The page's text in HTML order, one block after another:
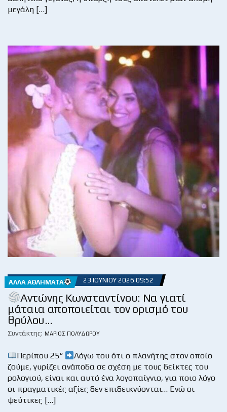
μεγάλη […]
ΆΛΛΑ ΑΘΛΉΜΑΤΑ 23 ΙΟΥΝΊΟΥ 2026 09:52
Αντώνης Κωνσταντίνου: Να γιατί
μάταια αποποιείται τον ορισμό του
θρύλου…
Συντάκτης: ΜΆΡΙΟΣ ΠΟΛΥΔΏΡΟΥ
Περίπου 25“
Λόγω του ότι ο πλανήτης στον οποίο
ζούμε, γυρίζει ανάποδα σε σχέση με τους δείκτες του
ρολογιού, είναι και αυτό ένα λογοπαίγνιο, για ποιο λόγο
οι πραγματικές αξίες δεν επιδεικνύονται… Ενώ οι
ψεύτικες […]